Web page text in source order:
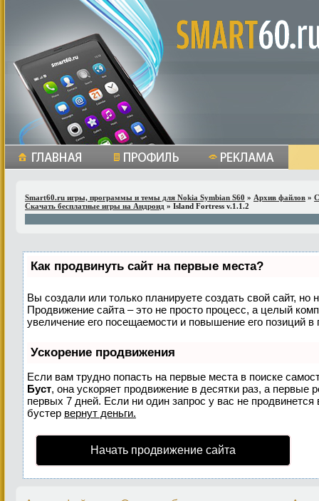
Smart60.ru игры, программы и темы для Nokia Symbian S60 » Архив файлов »
Скачать бесплатные игры на Андроид » Island Fortress v.1.1.2
Как продвинуть сайт на первые места?
Вы создали или только планируете создать свой сайт, но
Продвижение сайта – это не просто процесс, а целый
увеличение его посещаемости и повышение его позиций в
Ускорение продвижения
Если вам трудно попасть на первые места в поиске
Буст, она ускоряет продвижение в десятки раз, а первые
первых 7 дней. Если ни один запрос у вас не
бустер вернут деньги.
Начать продвижение сайта